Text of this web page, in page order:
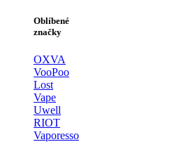
Oblíbené
značky
OXVA
VooPoo
Lost
Vape
Uwell
RIOT
Vaporesso